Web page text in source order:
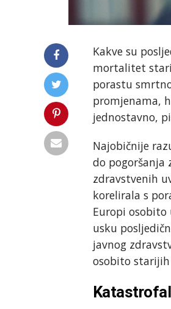
Kakve su
mortalitet
porastu
promjenama,
jednostavno,
Najobičnije
do pogoršanja
zdravstvenih
korelirala s
Europi
usku
javnog
osobito starijih